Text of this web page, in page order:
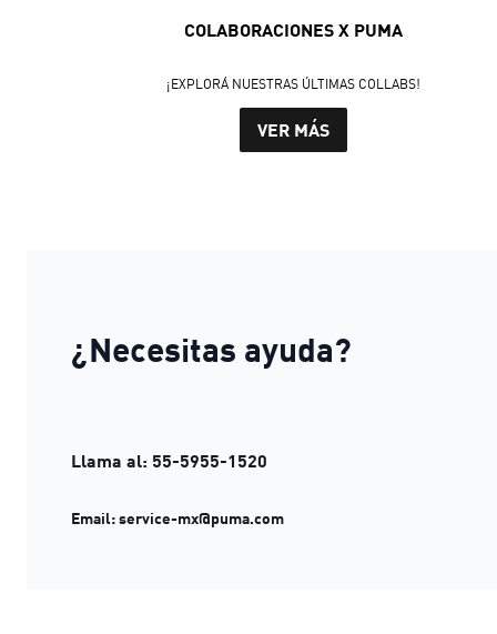
COLABORACIONES X PUMA
¡EXPLORÁ NUESTRAS ÚLTIMAS COLLABS!
VER MÁS
¿Necesitas ayuda?
Llama al: 55-5955-1520
Email: service-mx@puma.com